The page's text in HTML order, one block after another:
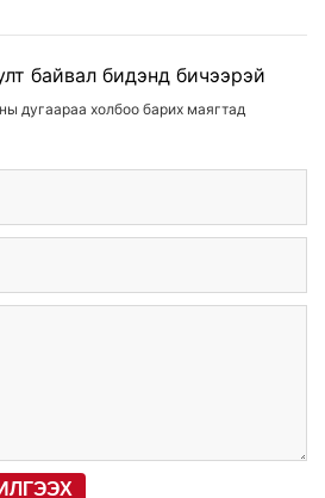
байвал бидэнд бичээрэй
дугаараа холбоо барих маягтад